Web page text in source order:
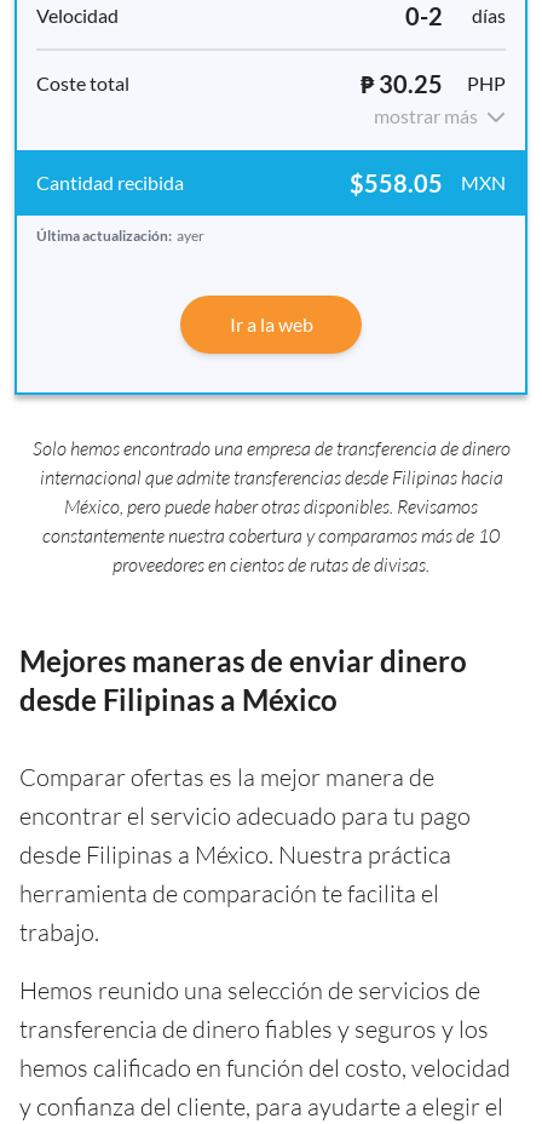
0-2 días
₱ 30.25
PHP
mostrar más
$558.05 MXN
Última actualización: ayer
Ir a la web
Solo hemos encontrado una empresa de transferencia de dinero
internacional que admite transferencias desde Filipinas hacia
México, pero puede haber otras disponibles. Revisamos
constantemente nuestra cobertura y comparamos más de 10
proveedores en cientos de rutas de divisas.
Mejores maneras de enviar dinero
desde Filipinas a México
Comparar ofertas es la mejor manera de
encontrar el servicio adecuado para tu pago
desde Filipinas a México. Nuestra práctica
herramienta de comparación te facilita el
trabajo.
Hemos reunido una selección de servicios de
transferencia de dinero fiables y seguros y los
hemos calificado en función del costo, velocidad
y confianza del cliente, para ayudarte a elegir el